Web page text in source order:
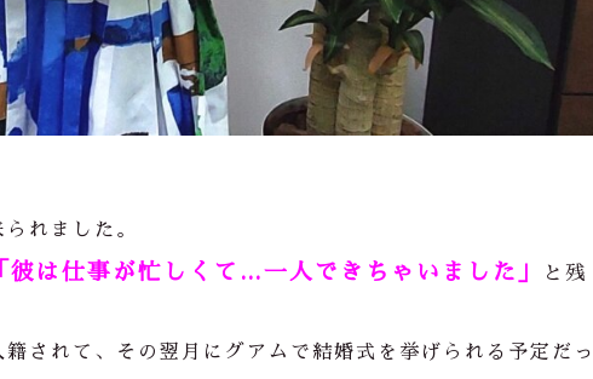
れました。
彼は仕事が忙しくて…一人できちゃいました」 と残
されて、その翌月にグアムで結婚式を挙げられる予定だっ